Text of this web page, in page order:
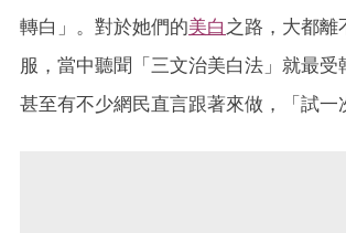
轉白」。對於她們的美白 之路，大都離
服，當中聽聞「三文治美白法」就最受
甚至有不少網民直言跟著來做，「試一